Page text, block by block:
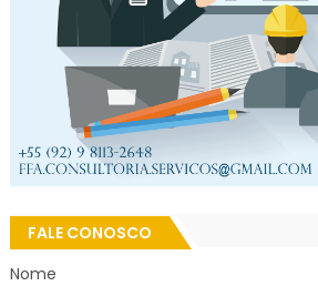
FALE CONOSCO
Nome